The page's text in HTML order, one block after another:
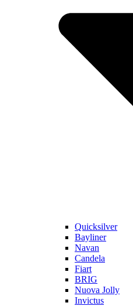
Quicksilver
Bayliner
Navan
Candela
Fiart
BRIG
Nuova Jolly
Invictus